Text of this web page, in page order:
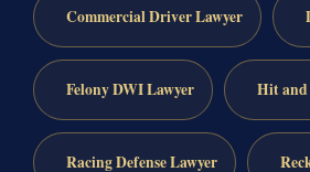
Commercial Driver Lawyer
Felony DWI Lawyer Hit and
Racing Defense Lawyer